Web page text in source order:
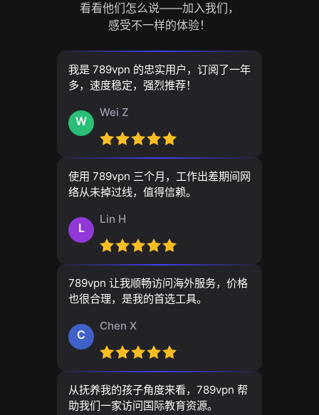
看看他们怎么说——加入我们，
感受不一样的体验！
我是 789vpn 的忠实用户，订阅了一年
多，速度稳定，强烈推荐！
W
Wei Z
使用 789vpn 三个月，工作出差期间网
络从未掉过线，值得信赖。
L
Lin H
789vpn 让我顺畅访问海外服务，价格
也很合理，是我的首选工具。
C
Chen X
从抚养我的孩子角度来看，789vpn 帮
助我们一家访问国际教育资源。